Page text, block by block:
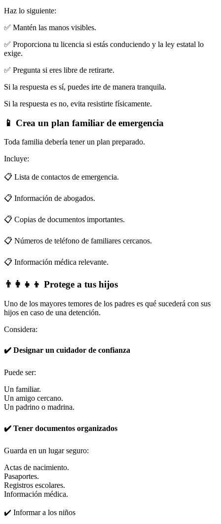
Haz lo siguiente:
✅ Mantén las manos visibles.
✅ Proporciona tu licencia si estás conduciendo y la ley estatal lo
exige.
✅ Pregunta si eres libre de retirarte.
Si la respuesta es sí, puedes irte de manera tranquila.
Si la respuesta es no, evita resistirte físicamente.
📱 Crea un plan familiar de emergencia
Toda familia debería tener un plan preparado.
Incluye:
📋 Lista de contactos de emergencia.
📋 Información de abogados.
📋 Copias de documentos importantes.
📋 Números de teléfono de familiares cercanos.
📋 Información médica relevante.
👨‍👩‍👧‍👦 Protege a tus hijos
Uno de los mayores temores de los padres es qué sucederá con sus
hijos en caso de una detención.
Considera:
✔️ Designar un cuidador de confianza
Puede ser:
Un familiar.
Un amigo cercano.
Un padrino o madrina.
✔️ Tener documentos organizados
Guarda en un lugar seguro:
Actas de nacimiento.
Pasaportes.
Registros escolares.
Información médica.
✔️ Informar a los niños